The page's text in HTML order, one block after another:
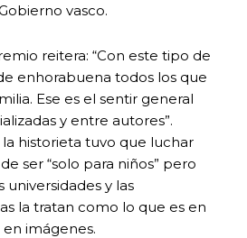
vasco.
reitera: “Con este tipo de
enhorabuena todos los que
Ese es el sentir general
y entre autores”.
historieta tuvo que luchar
ser “solo para niños” pero
universidades y las
la tratan como lo que es en
imágenes.